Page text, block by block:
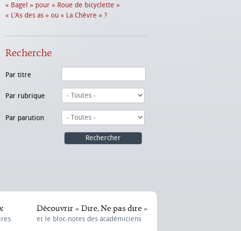
« Bagel » pour « Roue de bicyclette »
« L’As des as » ou « La Chèvre » ?
Recherche
Par titre
Par rubrique
Par parution
Découvrir « Dire, Ne pas dire »
et le bloc-notes des académiciens